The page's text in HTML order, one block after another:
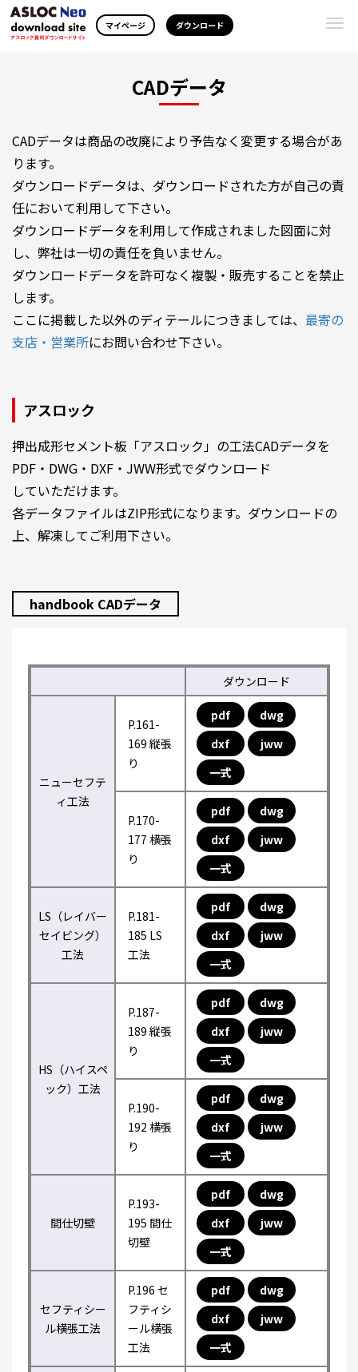
マイページ ダウンロード
CADデータ
CADデータは商品の改廃により予告なく変更する場合があ
ります。
ダウンロードデータは、ダウンロードされた方が自己の責
任において利用して下さい。
ダウンロードデータを利用して作成されました図面に対
し、弊社は一切の責任を負いません。
ダウンロードデータを許可なく複製・販売することを禁止
します。
ここに掲載した以外のディテールにつきましては、 最寄の
支店・営業所にお問い合わせ下さい。
アスロック
押出成形セメント板「アスロック」の工法CADデータを
PDF・DWG・DXF・JWW形式でダウンロード
していただけます。
各データファイルはZIP形式になります。ダウンロードの
上、解凍してご利用下さい。
handbook CADデータ
ダウンロード
ニューセフテ
ィ工法
P.161-
169 縦張
り
pdf
dwg
dxf
jww
一式
P.170-
177 横張
り
pdf
dwg
dxf
jww
一式
LS（レイバー
セイビング）
工法
P.181-
185 LS
工法
pdf
dwg
dxf
jww
一式
HS（ハイスペ
ック）工法
P.187-
189 縦張
り
pdf
dwg
dxf
jww
一式
P.190-
192 横張
り
pdf
dwg
dxf
jww
一式
間仕切壁
P.193-
195 間仕
切壁
pdf
dwg
dxf
jww
一式
セフティシー
ル横張工法
P.196 セ
フティシ
ール横張
工法
pdf
dwg
dxf
jww
一式